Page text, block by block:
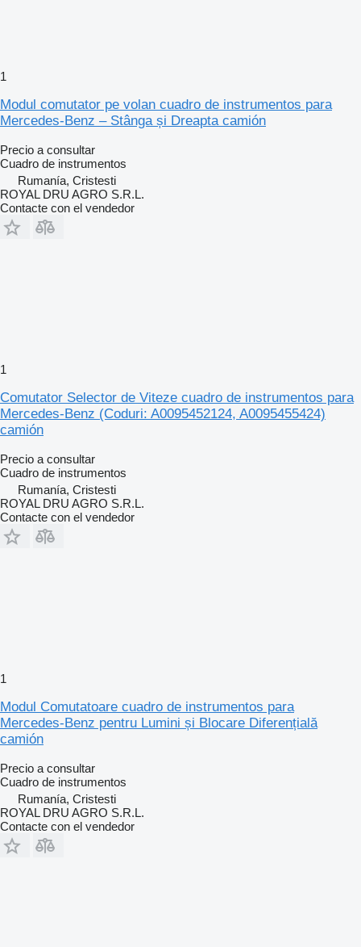
1
Modul comutator pe volan cuadro de instrumentos para
Mercedes-Benz – Stânga și Dreapta camión
Precio a consultar
Cuadro de instrumentos
Rumanía, Cristesti
ROYAL DRU AGRO S.R.L.
Contacte con el vendedor
1
Comutator Selector de Viteze cuadro de instrumentos para
Mercedes-Benz (Coduri: A0095452124, A0095455424)
camión
Precio a consultar
Cuadro de instrumentos
Rumanía, Cristesti
ROYAL DRU AGRO S.R.L.
Contacte con el vendedor
1
Modul Comutatoare cuadro de instrumentos para
Mercedes-Benz pentru Lumini și Blocare Diferențială
camión
Precio a consultar
Cuadro de instrumentos
Rumanía, Cristesti
ROYAL DRU AGRO S.R.L.
Contacte con el vendedor